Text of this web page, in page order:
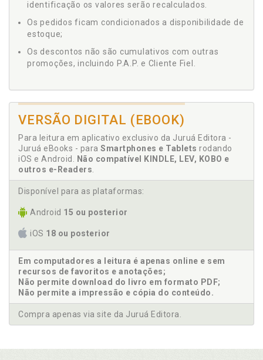
identificação os valores serão recalculados.
Os pedidos ficam condicionados a disponibilidade de
estoque;
Os descontos não são cumulativos com outras
promoções, incluindo P.A.P. e Cliente Fiel.
VERSÃO DIGITAL (EBOOK)
Para leitura em aplicativo exclusivo da Juruá Editora -
Juruá eBooks - para Smartphones e Tablets rodando
iOS e Android.
Não compatível KINDLE, LEV, KOBO e
outros e-Readers
Disponível para as plataformas:
Android 15 ou posterior
iOS 18 ou posterior
Em computadores a leitura é apenas online e sem
recursos de favoritos e anotações;
Não permite download do livro em formato PDF;
Não permite a impressão e cópia do conteúdo.
Compra apenas via site da Juruá Editora.